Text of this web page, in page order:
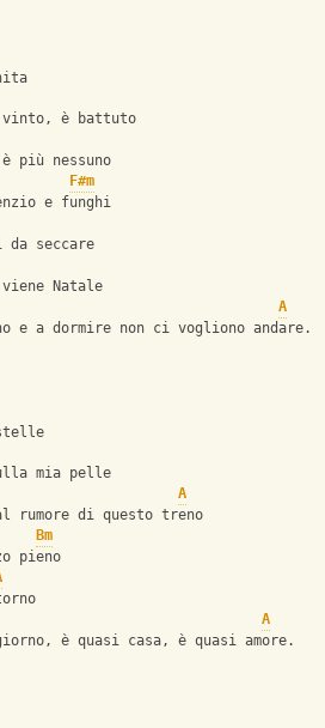
vinto, è battuto
più nessuno
F#m
e funghi
da seccare
Natale
A
e a dormire non ci vogliono andare.
mia pelle
A
rumore di questo treno
Bm
pieno
A
è quasi casa, è quasi amore.